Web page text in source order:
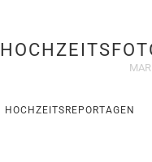
HOCHZEITSREPORTAGEN